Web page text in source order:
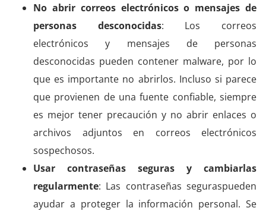
No abrir correos electrónicos o mensajes de
personas desconocidas: Los correos
electrónicos y mensajes de personas
desconocidas pueden contener malware, por lo
que es importante no abrirlos. Incluso si parece
que provienen de una fuente confiable, siempre
es mejor tener precaución y no abrir enlaces o
archivos adjuntos en correos electrónicos
sospechosos.
Usar contraseñas seguras y cambiarlas
regularmente: Las contraseñas seguraspueden
ayudar a proteger la información personal. Se